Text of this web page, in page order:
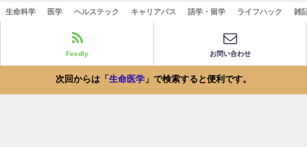
生命科学 医学 ヘルステック キャリアパス 語学・留学 ライフハック 雑
Feedly お問い合わせ
次回からは「 生命医学 」で検索すると便利です。